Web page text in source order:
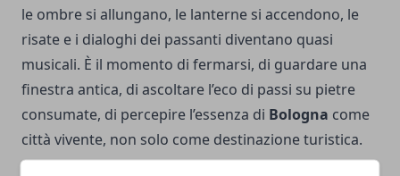
le ombre si allungano, le lanterne si accendono, le
risate e i dialoghi dei passanti diventano quasi
musicali. È il momento di fermarsi, di guardare una
finestra antica, di ascoltare l’eco di passi su pietre
consumate, di percepire l’essenza di Bologna come
città vivente, non solo come destinazione turistica.